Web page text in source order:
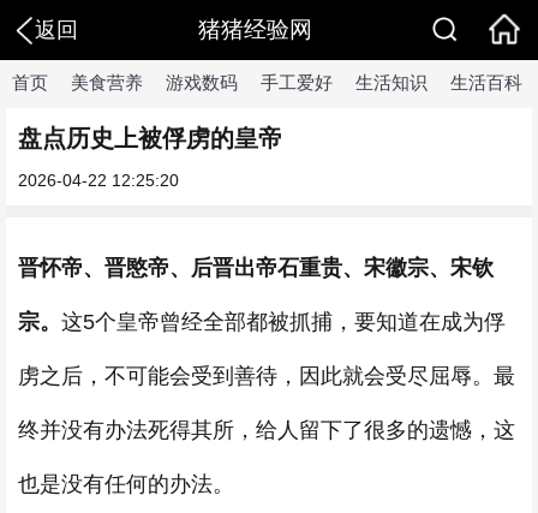
返回 猪猪经验网
首页 美食营养 游戏数码 手工爱好 生活知识 生活百科
盘点历史上被俘虏的皇帝
2026-04-22 12:25:20
晋怀帝、晋愍帝、后晋出帝石重贵、宋徽宗、宋钦
宗。 这5个皇帝曾经全部都被抓捕，要知道在成为俘
虏之后，不可能会受到善待，因此就会受尽屈辱。最
终并没有办法死得其所，给人留下了很多的遗憾，这
也是没有任何的办法。